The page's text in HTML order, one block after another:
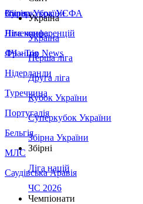
Збірна України
Італія
Німеччина
Франція
Нідерланди
Туреччина
Португалія
Бельгія
МЛС
Саудівська Аравія
Суперкубок УЄФА
Ліга конференцій
ЛЧ - Top News
Україна
Україна
Перша ліга
Друга ліга
Кубок України
Суперкубок України
Збірна України
Збірні
Ліга націй
ЧС 2026
Чемпіонати